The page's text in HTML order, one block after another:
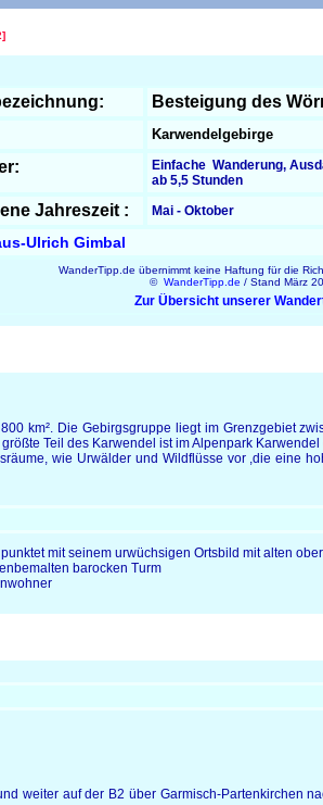
Besteigung des
Karwendelgebirge
Einfache Wanderung,
ab 5,5 Stunden
Jahreszeit : Mai - Oktober
Ulrich Gimbal
WanderTipp.de übernimmt keine Haftung für die
© WanderTipp.de / Stand März
Zur Übersicht unserer
km². Die Gebirgsgruppe liegt im Grenzgebiet
Teil des Karwendel ist im Alpenpark
wie Urwälder und Wildflüsse vor ,die eine
mit seinem urwüchsigen Ortsbild mit alten
barocken Turm
weiter auf der B2 über Garmisch-Partenkirchen